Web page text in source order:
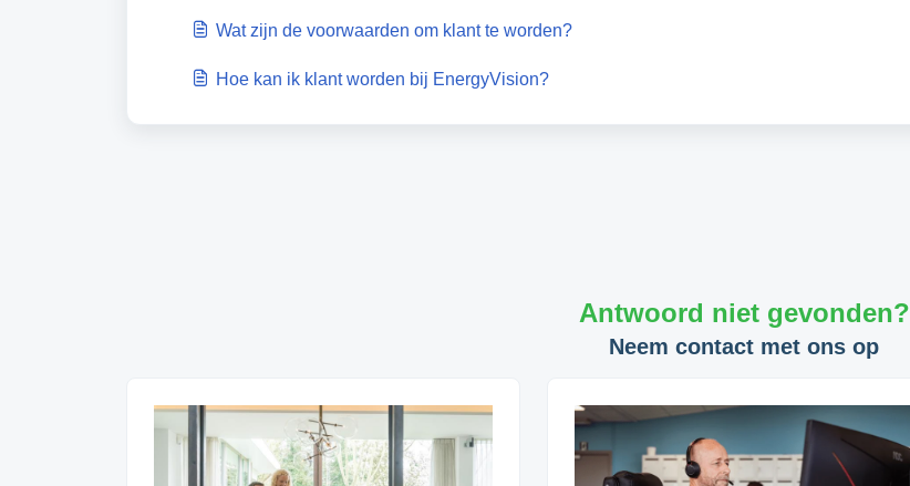
Wat zijn de voorwaarden om klant te worden?
Hoe kan ik klant worden bij EnergyVision?
Antwoord niet gevonden?
Neem contact met ons op